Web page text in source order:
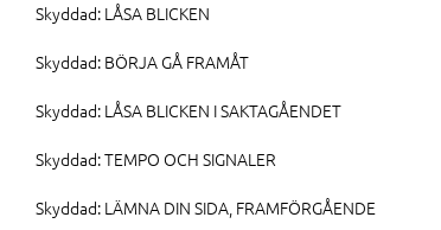
Skyddad: LÅSA BLICKEN
Skyddad: BÖRJA GÅ FRAMÅT
Skyddad: LÅSA BLICKEN I SAKTAGÅENDET
Skyddad: TEMPO OCH SIGNALER
Skyddad: LÄMNA DIN SIDA, FRAMFÖRGÅENDE